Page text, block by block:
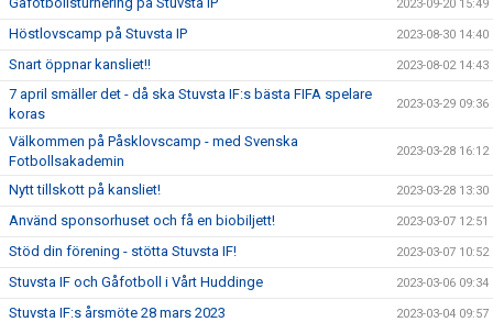
2023-09-20 15:49
Höstlovscamp på Stuvsta IP 2023-08-30 14:40
Snart öppnar kansliet!! 2023-08-02 14:43
7 april smäller det - då ska Stuvsta IF:s bästa FIFA spelare
koras
2023-03-29 09:36
Välkommen på Påsklovscamp - med Svenska
Fotbollsakademin
2023-03-28 16:12
Nytt tillskott på kansliet! 2023-03-28 13:30
Använd sponsorhuset och få en biobiljett! 2023-03-07 12:51
Stöd din förening - stötta Stuvsta IF! 2023-03-07 10:52
Stuvsta IF och Gåfotboll i Vårt Huddinge 2023-03-06 09:34
Stuvsta IF:s årsmöte 28 mars 2023 2023-03-04 09:57